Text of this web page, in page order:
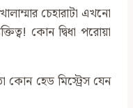
খালাম্মার চেহারাটা এখনো
কোন দ্বিধা পরোয়া
হেড মিস্ট্রেস যেন